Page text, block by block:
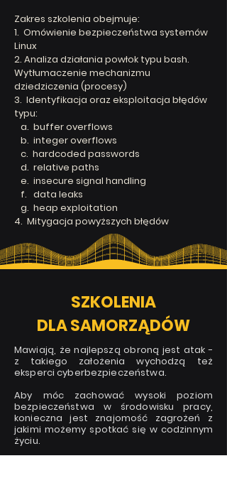
Zakres szkolenia obejmuje:
1. Omówienie bezpieczeństwa systemów
Linux
2. Analiza działania powłok typu bash.
Wytłumaczenie mechanizmu
dziedziczenia (procesy)
3. Identyfikacja oraz eksploitacja błędów
typu:
a. buffer overflows
b. integer overflows
c. hardcoded passwords
d. relative paths
e. insecure signal handling
f. data leaks
g. heap exploitation
4. Mitygacja powyższych błędów
SZKOLENIA
DLASAMORZĄDÓW
Mawiają, że najlepszą obroną jest atak -
z takiego założenia wychodzą też
eksperci cyberbezpieczeństwa.
Aby móc zachować wysoki poziom
bezpieczeństwa w środowisku pracy,
konieczna jest znajomość zagrożeń z
jakimi możemy spotkać się w codzinnym
życiu.